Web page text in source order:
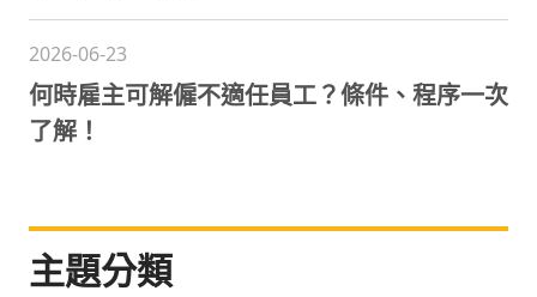
2026-06-23
何時雇主可解僱不適任員工？條件、程序一次
了解！
主題分類